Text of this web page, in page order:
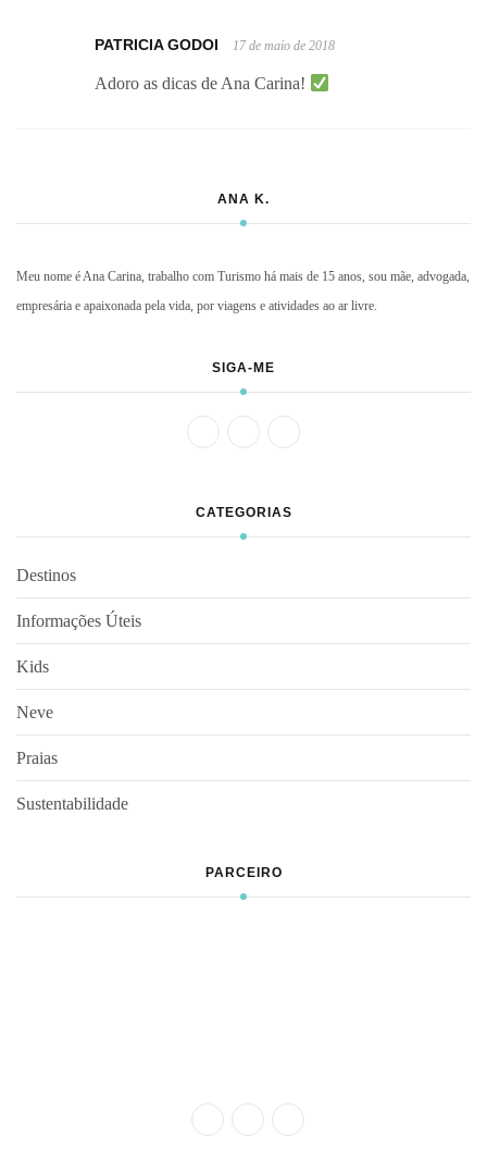
PATRICIA GODOI 17 de maio de 2018
Adoro as dicas de Ana Carina!
ANA K.
Meu nome é Ana Carina, trabalho com Turismo há mais de 15 anos, sou mãe, advogada,
empresária e apaixonada pela vida, por viagens e atividades ao ar livre.
SIGA-ME
CATEGORIAS
Destinos
Informações Úteis
Kids
Neve
Praias
Sustentabilidade
PARCEIRO